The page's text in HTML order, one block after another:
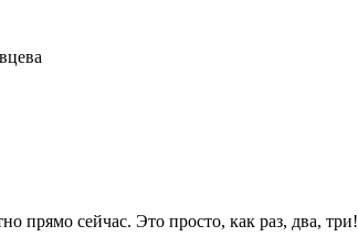
прямо сейчас. Это просто, как раз, два, три!